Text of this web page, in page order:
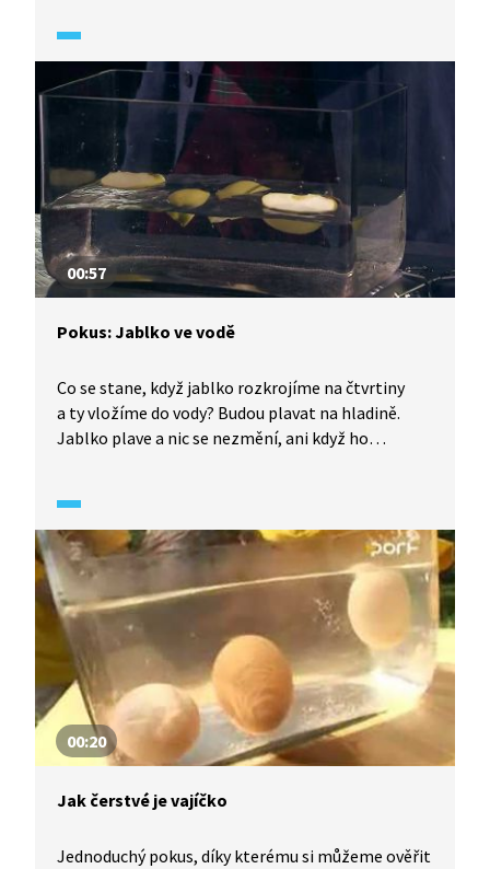
Archimédova zákona.
00:57
Pokus: Jablko ve vodě
Co se stane, když jablko rozkrojíme na čtvrtiny
a ty vložíme do vody? Budou plavat na hladině.
Jablko plave a nic se nezmění, ani když ho
00:20
Jak čerstvé je vajíčko
Jednoduchý pokus, díky kterému si můžeme ověřit